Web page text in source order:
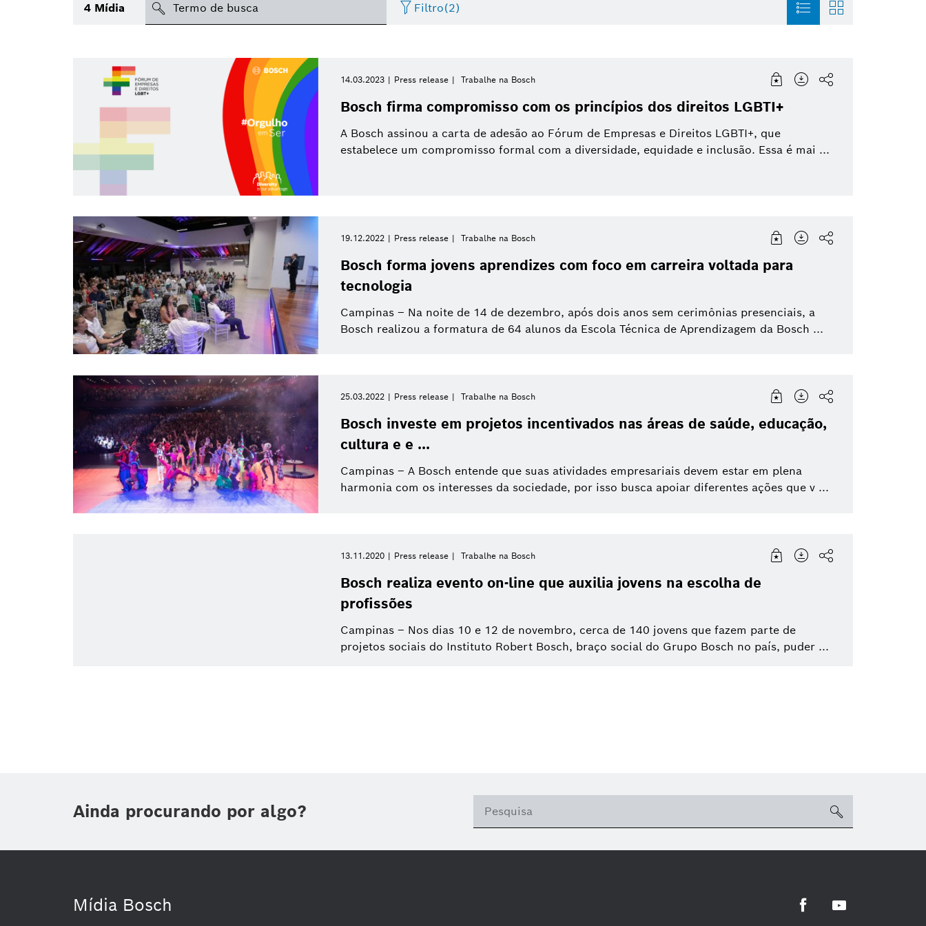
4 Mídia search Filtro(2)
Tópico(1)
Região
Tipo de mídia
Artificial Intelligence
Internet das Coisas Veículos Comerciais Trabalhe na Bosch
Casas inteligentes Mobilidade Elétrica Sustentabilidade
Mobilidade Conectada
Pesquisa Indústria 4.0
Compras e Logística
Building
Sistemas eBike Soluções para a Mobilidade
Energia e Tecnologia Predial
Por favor, selecione
Por favor, selecione
De Para
Vídeo Apresentações Infográfico
Press release Press kit
Filtros relacionados
Trabalhe na Bosch Press release Redefinir todos os filtros
14.03.2023 Press release Trabalhe na Bosch
Bosch firma compromisso com os princípios dos direitos LGBTI+
A Bosch assinou a carta de adesão ao Fórum de Empresas e Direitos LGBTI+, que
estabelece um compromisso formal com a diversidade, equidade e inclusão. Essa é mai ...
19.12.2022 Press release Trabalhe na Bosch
Bosch forma jovens aprendizes com foco em carreira voltada para
tecnologia
Campinas – Na noite de 14 de dezembro, após dois anos sem cerimônias presenciais, a
Bosch realizou a formatura de 64 alunos da Escola Técnica de Aprendizagem da Bosch ...
25.03.2022 Press release Trabalhe na Bosch
Bosch investe em projetos incentivados nas áreas de saúde, educação,
cultura e e ...
Campinas – A Bosch entende que suas atividades empresariais devem estar em plena
harmonia com os interesses da sociedade, por isso busca apoiar diferentes ações que v ...
13.11.2020 Press release Trabalhe na Bosch
Bosch realiza evento on-line que auxilia jovens na escolha de
profissões
Campinas – Nos dias 10 e 12 de novembro, cerca de 140 jovens que fazem parte de
projetos sociais do Instituto Robert Bosch, braço social do Grupo Bosch no país, puder ...
Ainda procurando por algo?
Mídia Bosch